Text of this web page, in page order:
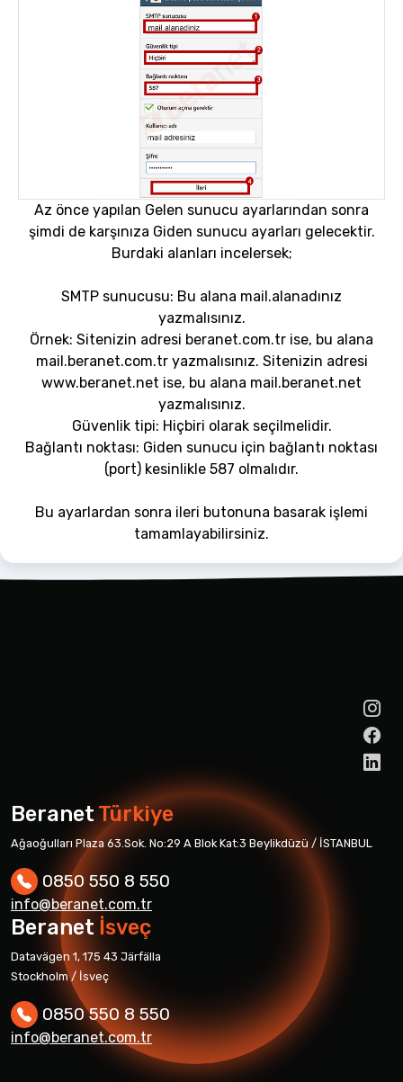
Az önce yapılan Gelen sunucu ayarlarından sonra
şimdi de karşınıza Giden sunucu ayarları gelecektir.
Burdaki alanları incelersek;
SMTP sunucusu: Bu alana mail.alanadınız
yazmalısınız.
Örnek: Sitenizin adresi beranet.com.tr ise, bu alana
mail.beranet.com.tr yazmalısınız. Sitenizin adresi
www.beranet.net ise, bu alana mail.beranet.net
yazmalısınız.
Güvenlik tipi: Hiçbiri olarak seçilmelidir.
Bağlantı noktası: Giden sunucu için bağlantı noktası
(port) kesinlikle 587 olmalıdır.
Bu ayarlardan sonra ileri butonuna basarak işlemi
tamamlayabilirsiniz.
BeranetTürkiye
Ağaoğulları Plaza 63.Sok. No:29 A Blok Kat:3 Beylikdüzü / İSTANBUL
0850 550 8 550
info@beranet.com.tr
Beranet İsveç
Datavägen 1, 175 43 Järfälla
Stockholm / İsveç
0850 550 8 550
info@beranet.com.tr